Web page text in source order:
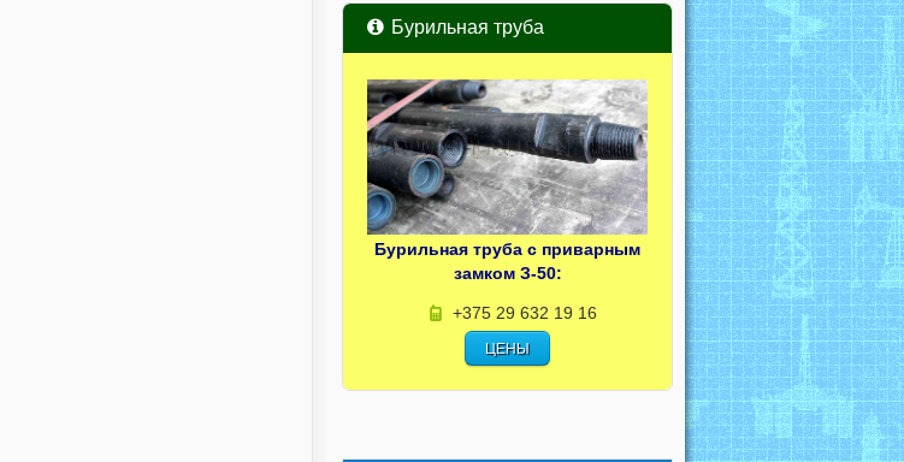
Бурильная труба
Бурильная труба с приварным
замком З-50:
+375 29 632 19 16
ЦЕНЫ